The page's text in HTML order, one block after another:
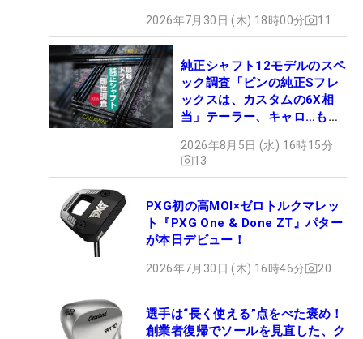
2026年7月30日 (木) 18時00分 11
純正シャフト12モデルのスペ
ック調査「ピンの純正Sフレ
ックスは、カスタムの6X相
当」テーラー、キャロ…もチ
2026年8月5日 (水) 16時15分
13
PXG初の高MOI×ゼロトルクマレッ
ト『PXG One & Done ZT』パター
が本日デビュー！
2026年7月30日 (木) 16時46分 20
選手は“長く使える”点をべた褒め！
創業者復帰でソールを見直した、ク